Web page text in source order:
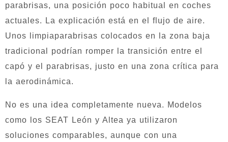
parabrisas, una posición poco habitual en coches
actuales. La explicación está en el flujo de aire.
Unos limpiaparabrisas colocados en la zona baja
tradicional podrían romper la transición entre el
capó y el parabrisas, justo en una zona crítica para
la aerodinámica.
No es una idea completamente nueva. Modelos
como los SEAT León y Altea ya utilizaron
soluciones comparables, aunque con una